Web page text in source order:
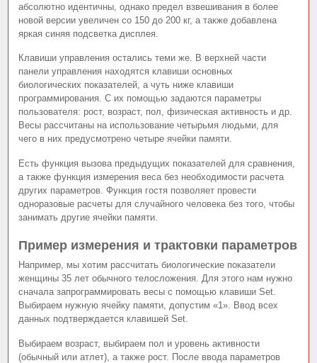
абсолютно идентичны, однако предел взвешивания в более
новой версии увеличен со 150 до 200 кг, а также добавлена
яркая синяя подсветка дисплея.
Клавиши управления остались теми же. В верхней части
панели управления находятся клавиши основных
биологических показателей, а чуть ниже клавиши
программирования. С их помощью задаются параметры
пользователя: рост, возраст, пол, физическая активность и др.
Весы рассчитаны на использование четырьмя людьми, для
чего в них предусмотрено четыре ячейки памяти.
Есть функция вызова предыдущих показателей для сравнения,
а также функция измерения веса без необходимости расчета
других параметров. Функция гостя позволяет провести
одноразовые расчеты для случайного человека без того, чтобы
занимать другие ячейки памяти.
Пример измерения и трактовки параметров
Например, мы хотим рассчитать биологические показатели
женщины 35 лет обычного телосложения. Для этого нам нужно
сначала запрограммировать весы с помощью клавиши Set.
Выбираем нужную ячейку памяти, допустим «1». Ввод всех
данных подтверждается клавишей Set.
Выбираем возраст, выбираем пол и уровень активности
(обычный или атлет), а также рост. После ввода параметров